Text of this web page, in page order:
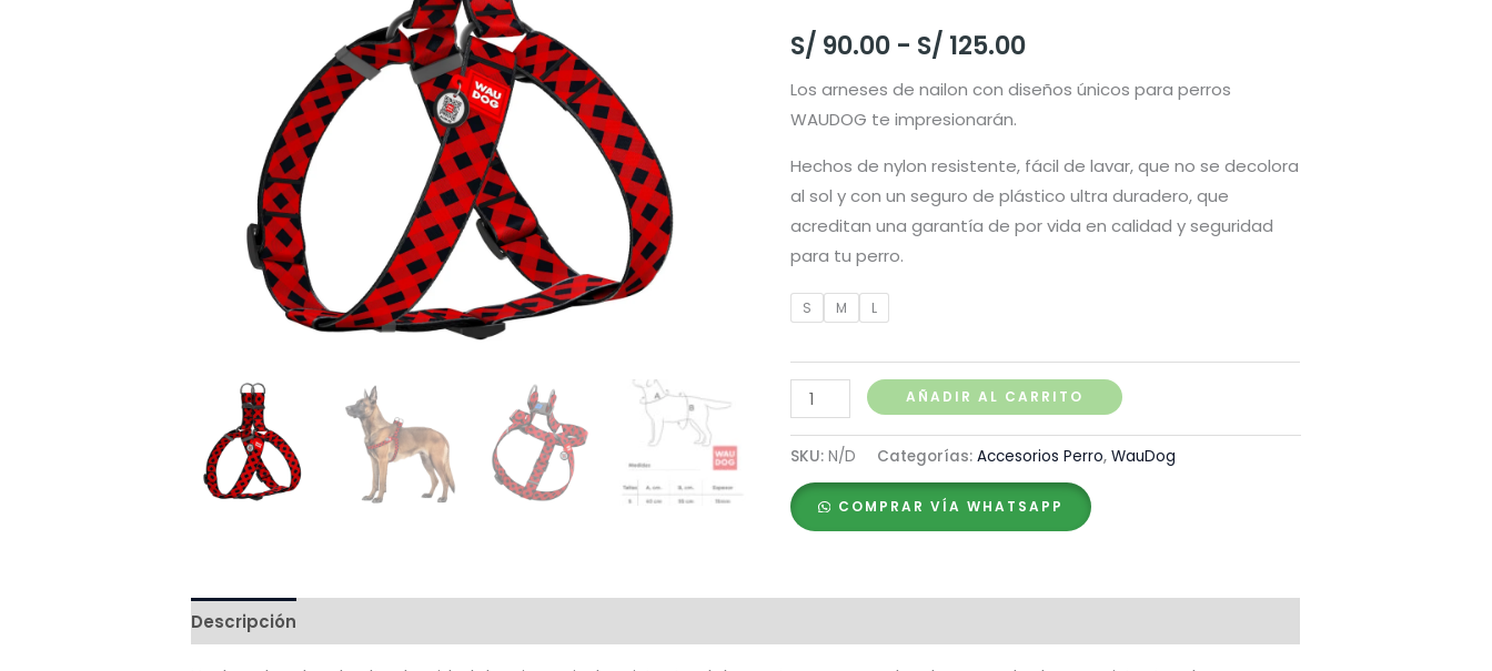
S/ 90.00 - S/ 125.00Rango
de
desde
S/ 90.00
Los arneses de nailon con diseños únicos para perros
WAUDOG te impresionarán.
Hechos de nylon resistente, fácil de lavar, que no se decolora
al sol y con un seguro de plástico ultra duradero, que
acreditan una garantía de por vida en calidad y seguridad
para tu perro.
S M L
Waudog
Arnés
Red
Tartan,
Hebilla
Plástico
AÑADIR AL CARRITO
SKU: N/D Categorías: Accesorios Perro, WauDog
COMPRAR VÍA WHATSAPP
Descripción